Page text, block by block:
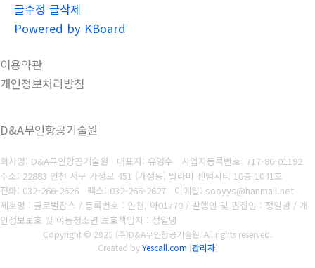
글수정 글삭제
Powered by KBoard
이용약관
개인정보처리방침
D&A무인항공기술원
회사명: D&A무인항공기술원 대표자: 유영수 사업자등록번호: 717-86-01192
주소: 22883 인천 서구 가정로 451 (가정동) 벨라미 센텀시티 10층 1041호
전화: 032-266-2626
팩스: 032-266-2627
이메일: sooyys@hanmail.net
제호명 : 글로벌잡스 / 등록번호 : 인천, 아01770 / 발행인 및 편집인 : 정일녕 / 개
인정보보호 빛 아동청소년 보호책임자 : 정일녕
Copyright © 2025 (주)D&A무인항공기술원. All rights reserved.
Created byYescall.com [관리자]